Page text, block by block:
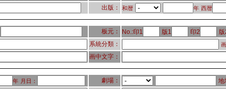
出版： 和暦 年 西暦
板元： No.:印1 版1 印2
系統分類：
画中文字：
年 月日： 劇場：
地